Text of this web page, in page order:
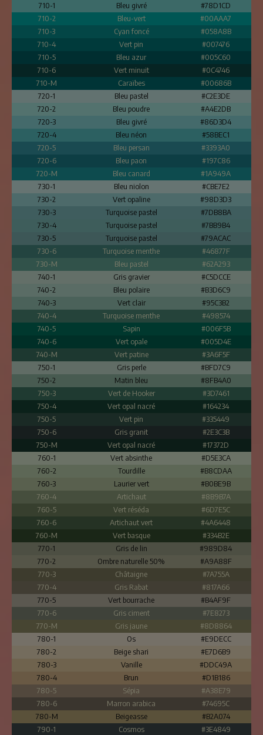
710-1
Bleu givré
#78D1CD
710-2
Bleu-vert
#00AAA7
710-3
Cyan foncé
#058A8B
710-4
Vert pin
#007476
710-5
Bleu azur
#005C60
710-6
Vert minuit
#0C4746
710-M
Caraïbes
#00686B
720-1
Bleu pastel
#C2E3DE
720-2
Bleu poudre
#A4E2DB
720-3
Bleu givré
#86D3D4
720-4
Bleu néon
#58BEC1
720-5
Bleu persan
#3393A0
720-6
Bleu paon
#197C86
720-M
Bleu canard
#1A949A
730-1
Bleu niolon
#CBE7E2
730-2
Vert opaline
#98D3D3
730-3
Turquoise pastel
#7DB8BA
730-4
Turquoise pastel
#7BB9B4
730-5
Turquoise pastel
#79ACAC
730-6
Turquoise menthe
#46877F
730-M
Bleu pastel
#62A293
740-1
Gris gravier
#C5DCCE
740-2
Bleu polaire
#B3D6C9
740-3
Vert clair
#95C3B2
740-4
Turquoise menthe
#498574
740-5
Sapin
#006F5B
740-6
Vert opale
#005D4E
740-M
Vert patine
#3A6F5F
750-1
Gris perle
#BFD7C9
750-2
Matin bleu
#8FB4A0
750-3
Vert de Hooker
#3D7461
750-4
Vert opal nacré
#164234
750-5
Vert pin
#335449
750-6
Gris granit
#2E3C3B
750-M
Vert opal nacré
#17372D
760-1
Vert absinthe
#D5E3CA
760-2
Tourdille
#B8CDAA
760-3
Laurier vert
#B0BE9B
760-4
Artichaut
#8B9B7A
760-5
Vert réséda
#6D7E5C
760-6
Artichaut vert
#4A6448
760-M
Vert basque
#334B2E
770-1
Gris de lin
#989D84
770-2
Ombre naturelle 50%
#A9A88F
770-3
Châtaigne
#7A755A
770-4
Gris Rabat
#817A66
770-5
Vert bourrache
#B4AF9F
770-6
Gris ciment
#7E8273
770-M
Gris jaune
#8D8864
780-1
Os
#E9DECC
780-2
Beige shari
#E7D6B9
780-3
Vanille
#DDC49A
780-4
Brun
#D1B186
780-5
Sépia
#A38E79
780-6
Marron arabica
#74695C
780-M
Beigeasse
#B2A074
790-1
Cosmos
#3E4849